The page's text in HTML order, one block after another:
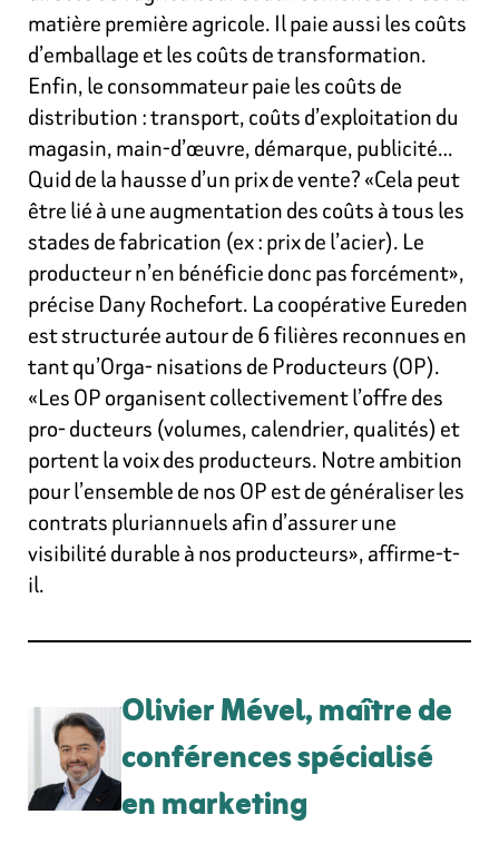
matière première agricole. Il paie aussi les coûts
d’emballage et les coûts de transformation.
Enfin, le consommateur paie les coûts de
distribution : transport, coûts d’exploitation du
magasin, main-d’œuvre, démarque, publicité…
Quid de la hausse d’un prix de vente? «Cela peut
être lié à une augmentation des coûts à tous les
stades de fabrication (ex : prix de l’acier). Le
producteur n’en bénéficie donc pas forcément»,
précise Dany Rochefort. La coopérative Eureden
est structurée autour de 6 filières reconnues en
tant qu’Orga- nisations de Producteurs (OP).
«Les OP organisent collectivement l’offre des
pro- ducteurs (volumes, calendrier, qualités) et
portent la voix des producteurs. Notre ambition
pour l’ensemble de nos OP est de généraliser les
contrats pluriannuels afin d’assurer une
visibilité durable à nos producteurs», affirme-t-
il.
Olivier Mével, maître de
conférences spécialisé
en marketing